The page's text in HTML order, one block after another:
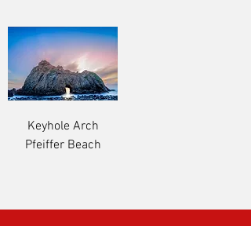
Keyhole Arch
Pfeiffer Beach